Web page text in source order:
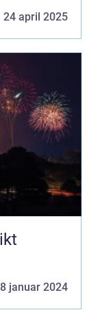
24 april 2025
januar 2024